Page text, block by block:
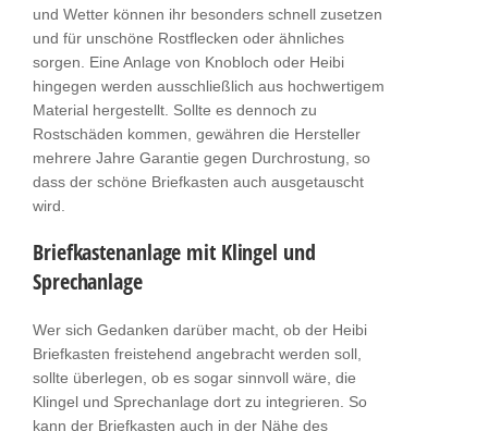
und Wetter können ihr besonders schnell zusetzen
und für unschöne Rostflecken oder ähnliches
sorgen. Eine Anlage von Knobloch oder Heibi
hingegen werden ausschließlich aus hochwertigem
Material hergestellt. Sollte es dennoch zu
Rostschäden kommen, gewähren die Hersteller
mehrere Jahre Garantie gegen Durchrostung, so
dass der schöne Briefkasten auch ausgetauscht
wird.
Briefkastenanlage mit Klingel und
Sprechanlage
Wer sich Gedanken darüber macht, ob der Heibi
Briefkasten freistehend angebracht werden soll,
sollte überlegen, ob es sogar sinnvoll wäre, die
Klingel und Sprechanlage dort zu integrieren. So
kann der Briefkasten auch in der Nähe des